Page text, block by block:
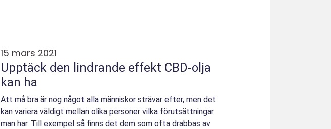
15 mars 2021
Upptäck den lindrande effekt CBD-olja
kan ha
Att må bra är nog något alla människor strävar efter, men det
kan variera väldigt mellan olika personer vilka förutsättningar
man har. Till exempel så finns det dem som ofta drabbas av